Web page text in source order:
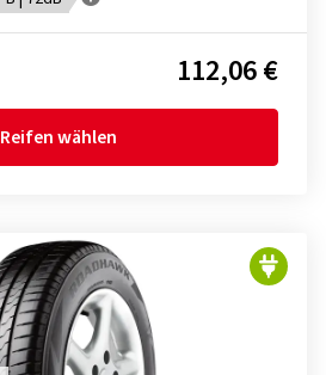
112,06 €
Reifen wählen